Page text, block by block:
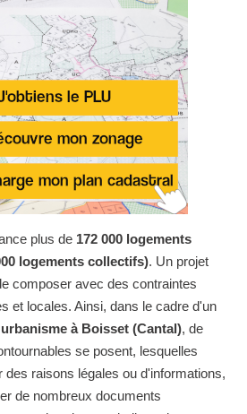
plus de 172 000 logements
logements collectifs). Un projet
composer avec des contraintes
et locales. Ainsi, dans le cadre d'un
à Boisset (Cantal), de
se posent, lesquelles
des raisons légales ou d'informations,
de nombreux documents